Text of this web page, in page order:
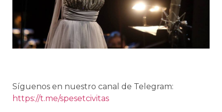
Síguenos en nuestro canal de Telegram:
https://t.me/spesetcivitas